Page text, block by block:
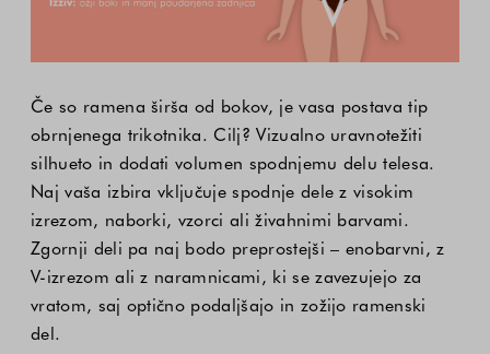
Če so ramena širša od bokov, je vasa postava tip
obrnjenega trikotnika. Cilj? Vizualno uravnotežiti
silhueto in dodati volumen spodnjemu delu telesa.
Naj vaša izbira vključuje spodnje dele z visokim
izrezom, naborki, vzorci ali živahnimi barvami.
Zgornji deli pa naj bodo preprostejši – enobarvni, z
V-izrezom ali z naramnicami, ki se zavezujejo za
vratom, saj optično podaljšajo in zožijo ramenski
del.